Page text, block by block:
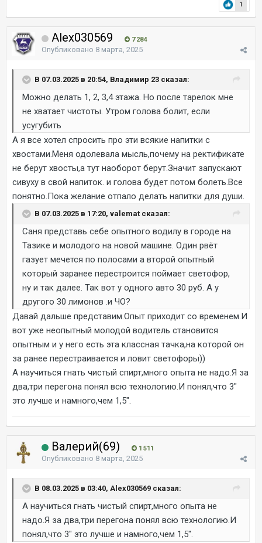
1
Alex030569 7 284
Опубликовано 8 марта, 2025
В 07.03.2025 в 20:54, Владимир 23 сказал:
Можно делать 1, 2, 3,4 этажа. Но после тарелок мне
не хватает чистоты. Утром голова болит, если
усугубить
А я все хотел спросить про эти всякие напитки с
хвостами.Меня одолевала мысль,почему на ректификате
не берут хвосты,а тут наоборот берут.Значит запускают
сивуху в свой напиток. и голова будет потом болеть.Все
понятно.Пока желание отпало делать напитки для души.
В 07.03.2025 в 17:20, valemat сказал:
Саня представь себе опытного водилу в городе на
Тазике и молодого на новой машине. Один рвёт
газует мечется по полосами а второй опытный
который заранее перестроится поймает светофор,
ну и так далее. Так вот у одного авто 30 руб. А у
другого 30 лимонов .и ЧО?
Давай дальше представим.Опыт приходит со временем.И
вот уже неопытный молодой водитель становится
опытным и у него есть эта классная тачка,на которой он
за ранее перестраивается и ловит светофоры))
А научиться гнать чистый спирт,много опыта не надо.Я за
два,три перегона понял всю технологию.И понял,что 3"
это лучше и намного,чем 1,5".
Валерий(69) 1 511
Опубликовано 8 марта, 2025
В 08.03.2025 в 03:40, Alex030569 сказал:
А научиться гнать чистый спирт,много опыта не
надо.Я за два,три перегона понял всю технологию.И
понял,что 3" это лучше и намного,чем 1,5".